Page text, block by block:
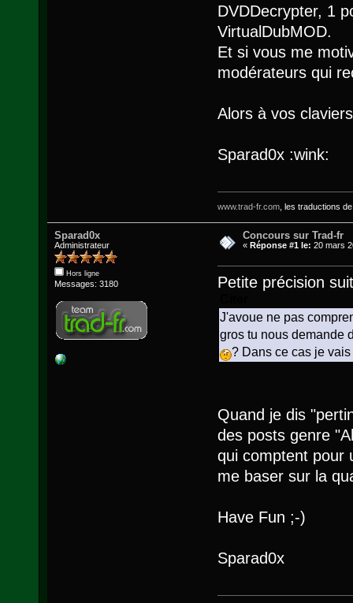
DVDDecrypter, 1
VirtualDubMOD.
Et si vous me
modérateurs qui
Alors à vos
Sparad0x:wink:
www.trad-fr.com, les traductions
Sparad0x
Administrateur
Hors ligne
Messages: 3180
Concours sur Trad-fr
«Réponse #1 le: 20 mars
Petite précision
J'avoue ne pas
gros tu nous demande
? Dans ce cas je
Quand je dis
des posts genre
qui comptent pour
me baser sur la
Have Fun ;-)
Sparad0x